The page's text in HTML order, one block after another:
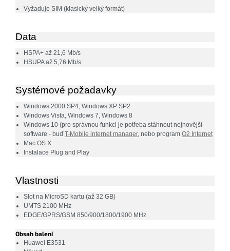
Vyžaduje SIM (klasický velký formát)
Data
HSPA+ až 21,6 Mb/s
HSUPA až 5,76 Mb/s
Systémové požadavky
Windows 2000 SP4, Windows XP SP2
Windows Vista, Windows 7, Windows 8
Windows 10 (pro správnou funkci je potřeba stáhnout nejnovější
software - buďT-Mobile internet manager, nebo program O2 Internet
Mac OS X
Instalace Plug and Play
Vlastnosti
Slot na MicroSD kartu (až 32 GB)
UMTS 2100 MHz
EDGE/GPRS/GSM 850/900/1800/1900 MHz
Obsah balení
Huawei E3531